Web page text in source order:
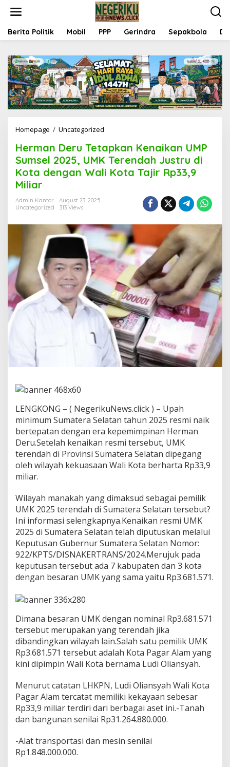
t
Berita Politik Mobil PPP Gerindra Sepakbola
Homepage / Uncategorized
r
m
a
n
e
t
a
p
k
a
n
K
e
n
a
k
a
n
U
u
s
e
l
2
0
2
U
M
K
T
e
r
e
n
a
s
t
u
d
o
a
d
e
g
Herman Deru Tetapkan Kenaikan UMP
Sumsel 2025, UMK Terendah Justru di
Kota dengan Wali Kota Tajir Rp33,9
Miliar
Admin Kantor
August 23, 2025
Uncategorized
313 Views
LENGKONG – ( NegerikuNews.click ) – Upah
minimum Sumatera Selatan tahun 2025 resmi naik
bertepatan dengan era kepemimpinan Herman
Deru.Setelah kenaikan resmi tersebut, UMK
terendah di Provinsi Sumatera Selatan dipegang
oleh wilayah kekuasaan Wali Kota berharta Rp33,9
miliar.
Wilayah manakah yang dimaksud sebagai pemilik
UMK 2025 terendah di Sumatera Selatan tersebut?
Ini informasi selengkapnya.Kenaikan resmi UMK
2025 di Sumatera Selatan telah diputuskan melalui
Keputusan Gubernur Sumatera Selatan Nomor:
922/KPTS/DISNAKERTRANS/2024.Merujuk pada
keputusan tersebut ada 7 kabupaten dan 3 kota
dengan besaran UMK yang sama yaitu Rp3.681.571.
Dimana besaran UMK dengan nominal Rp3.681.571
tersebut merupakan yang terendah jika
dibandingkan wilayah lain.Salah satu pemilik UMK
Rp3.681.571 tersebut adalah Kota Pagar Alam yang
kini dipimpin Wali Kota bernama Ludi Oliansyah.
Menurut catatan LHKPN, Ludi Oliansyah Wali Kota
Pagar Alam tercatat memiliki kekayaan sebesar
Rp33,9 miliar terdiri dari berbagai aset ini.-Tanah
dan bangunan senilai Rp31.264.880.000.
-Alat transportasi dan mesin senilai
Rp1.848.000.000.